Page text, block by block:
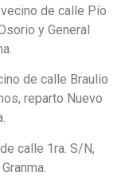
de calle Pío
y General
de calle Braulio
reparto Nuevo
calle 1ra. S/N,